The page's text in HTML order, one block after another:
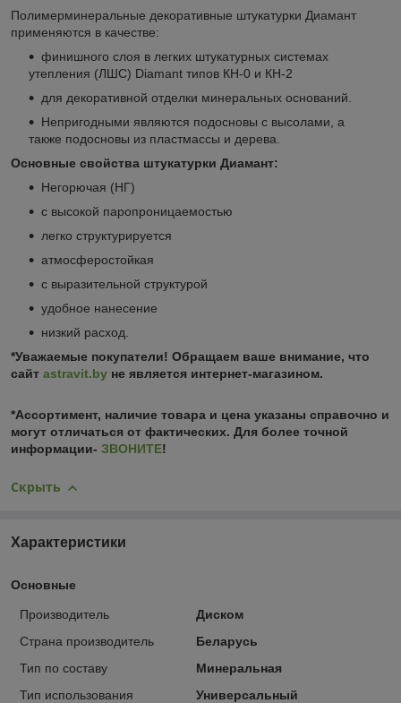
Полимерминеральные декоративные штукатурки Диамант
применяются в качестве:
финишного слоя в легких штукатурных системах
утепления (ЛШС) Diamant типов КН-0 и КН-2
для декоративной отделки минеральных оснований.
Непригодными являются подосновы с высолами, а
также подосновы из пластмассы и дерева.
Основные свойства штукатурки Диамант:
Негорючая (НГ)
с высокой паропроницаемостью
легко структурируется
атмосферостойкая
с выразительной структурой
удобное нанесение
низкий расход.
*Уважаемые покупатели! Обращаем ваше внимание, что
сайт astravit.by не является интернет-магазином.
*Ассортимент, наличие товара и цена указаны справочно и
могут отличаться от фактических. Для более точной
информации- ЗВОНИТЕ!
Скрыть
Характеристики
Основные
Производитель
Диском
Страна производитель
Беларусь
Тип по составу
Минеральная
Тип использования
Универсальный